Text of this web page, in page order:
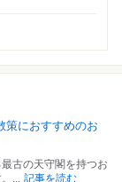
策におすすめのお
古の天守閣を持つお
... 記事を読む